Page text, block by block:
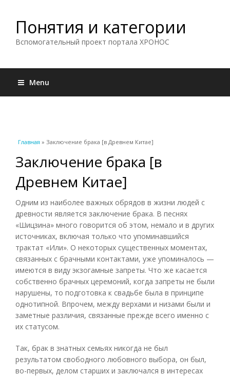
Понятия и категории
Вспомогательный проект портала ХРОНОС
Menu
Вы здесь
Главная » Заключение брака [в Древнем Китае]
Заключение брака [в
Древнем Китае]
Одним из наиболее важных обрядов в жизни людей с
древности является заключение брака. В песнях
«Шицзина» много говорится об этом, немало и в других
источниках, включая только что упоминавшийся
трактат «Или». О некоторых существенных моментах,
связанных с брачными контактами, уже упоминалось —
имеются в виду экзогамные запреты. Что же касается
собственно брачных церемоний, когда запреты не были
нарушены, то подготовка к свадьбе была в принципе
однотипной. Впрочем, между верхами и низами были и
заметные различия, связанные прежде всего именно с
их статусом.
Так, брак в знатных семьях никогда не был
результатом свободного любовного выбора, он был,
во-первых, делом старших и заключался в интересах